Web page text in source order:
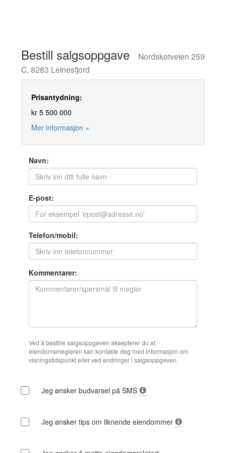
Bestill salgsoppgave
Nordskotveien 259
C, 8283 Leinesfjord
Prisantydning:
kr 5 500 000
Mer informasjon »
Navn:
E-post:
Telefon/mobil:
Kommentarer:
Ved å bestille salgsoppgaven aksepterer du at
eiendomsmegleren kan kontakte deg med informasjon om
visningstidspunkt eller ved endringer i salgsoppgaven.
Jeg ønsker budvarsel på SMS
Jeg ønsker tips om liknende eiendommer